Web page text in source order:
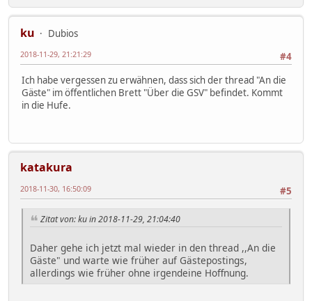
ku
Dubios
#4
2018-11-29, 21:21:29
Ich habe vergessen zu erwähnen, dass sich der thread "An die
Gäste" im öffentlichen Brett "Über die GSV" befindet. Kommt
in die Hufe.
katakura
#5
2018-11-30, 16:50:09
Zitat von: ku in 2018-11-29, 21:04:40
Daher gehe ich jetzt mal wieder in den thread ,,An die
Gäste" und warte wie früher auf Gästepostings,
allerdings wie früher ohne irgendeine Hoffnung.